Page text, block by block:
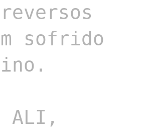
sofrido
ALI,